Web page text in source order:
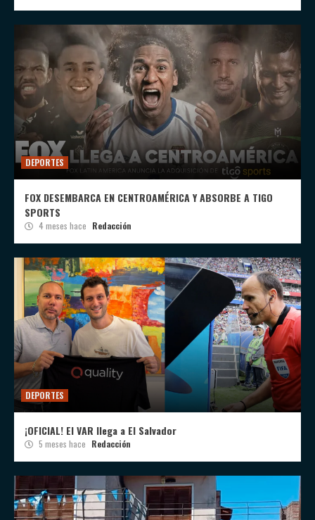
DEPORTES
FOX DESEMBARCA EN CENTROAMÉRICA Y ABSORBE A TIGO
SPORTS
4 meses hace Redacción
DEPORTES
¡OFICIAL! El VAR llega a El Salvador
5 meses hace Redacción